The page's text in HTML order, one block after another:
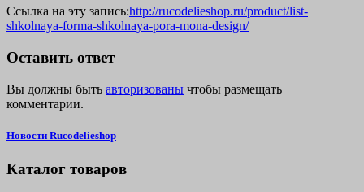
Ссылка на эту запись:http://rucodelieshop.ru/product/list-
shkolnaya-forma-shkolnaya-pora-mona-design/
Оставить ответ
Вы должны быть авторизованы чтобы размещать
комментарии.
Новости Rucodelieshop
Каталог товаров